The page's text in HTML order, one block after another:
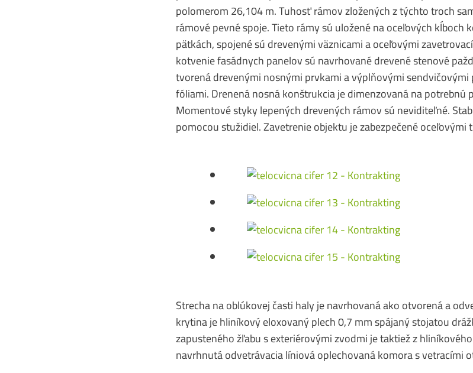
polomerom 26,104 m. Tuhosť rámov zložených z týchto troch
rámové pevné spoje. Tieto rámy sú uložené na oceľových kĺboch
pätkách, spojené sú drevenými väznicami a oceľovými
kotvenie fasádnych panelov sú navrhované drevené stenové
tvorená drevenými nosnými prvkami a výplňovými
fóliami. Drenená nosná konštrukcia je dimenzovaná na
Momentové styky lepených drevených rámov sú neviditeľné.
pomocou stužidiel. Zavetrenie objektu je zabezpečené
Strecha na oblúkovej časti haly je navrhovaná ako otvorená a
krytina je hliníkový eloxovaný plech 0,7 mm spájaný stojatou
zapusteného žľabu s exteriérovými zvodmi je taktiež z
navrhnutá odvetrávacia líniová oplechovaná komora s vetracími